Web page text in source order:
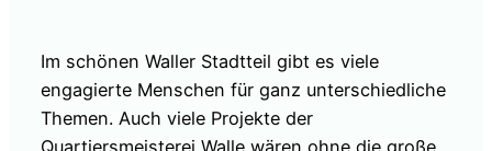
Im schönen Waller Stadtteil gibt es viele
engagierte Menschen für ganz unterschiedliche
Themen. Auch viele Projekte der
Quartiersmeisterei Walle wären ohne die große